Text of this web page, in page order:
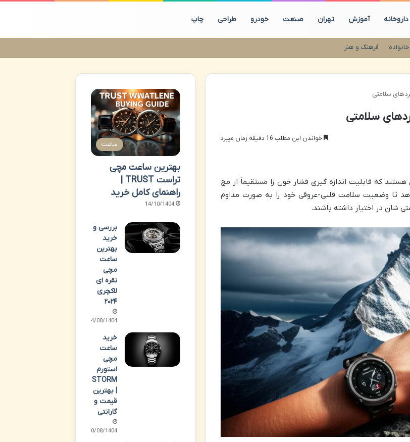
داروخانه آموزش تهران صنعت خودرو طراحی چاپ
خانواده فرهنگ و هنر
سلامتی
سلامتی
خواندن این مطلب 16 دقیقه زمان میبرد
که قابلیت اندازه گیری فشار خون را مستقیماً از مچ
تا وضعیت سلامت قلبی-عروقی خود را به صورت مداوم
شان در اختیار داشته باشند.
ساعت
بهترین ساعت مچی
راهنمای کامل خرید
14/10/1404
بررسی و
خرید
بهترین
ساعت
مچی
نقره ای
لاکچری
۲۰۲۴
14/08/1404
خرید
ساعت
مچی
استورم
STORM
| بهترین
قیمت و
گارانتی
10/08/1404